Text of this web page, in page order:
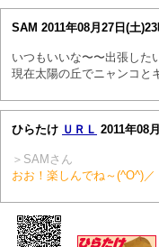
SAM 2011年08月27日(土
いつもいいな〜〜出張した
現在太陽の丘でニャンコと
ひらたけ ＵＲＬ 2011年08
＞SAMさん
おお！楽しんでね～(^O^)／